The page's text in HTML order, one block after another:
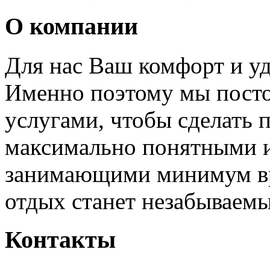
О компании
Для нас Ваш комфорт и
Именно поэтому мы
услугами, чтобы сделать
максимально понятными
занимающими минимум
отдых станет
Контакты